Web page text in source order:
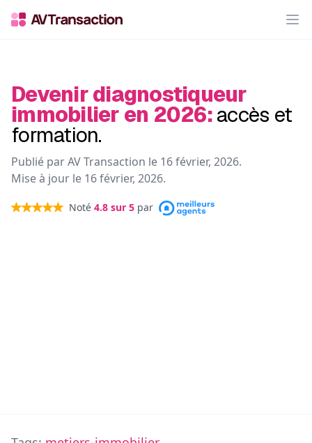
Devenir diagnostiqueur
immobilier en 2026:accès et
formation.
Publié par AV Transaction le 16 février, 2026.
Mise à jour le 16 février, 2026.
Noté 4.8 sur 5 par